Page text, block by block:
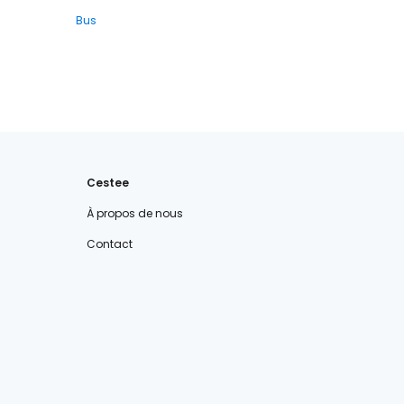
Bus
Cestee
À propos de nous
Contact